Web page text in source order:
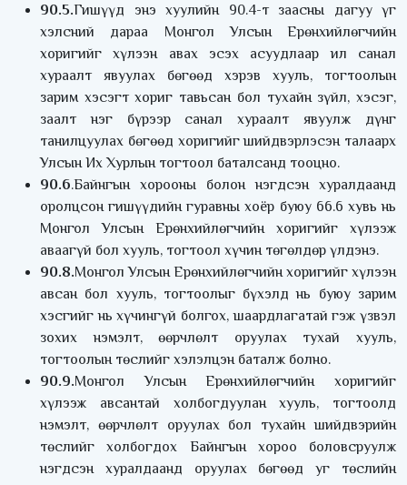
90.5.Гишүүд энэ хуулийн 90.4-т заасны дагуу үг
хэлсний дараа Монгол Улсын Ерөнхийлөгчийн
хоригийг хүлээн авах эсэх асуудлаар ил санал
хураалт явуулах бөгөөд хэрэв хууль, тогтоолын
зарим хэсэгт хориг тавьсан бол тухайн зүйл, хэсэг,
заалт нэг бүрээр санал хураалт явуулж дүнг
танилцуулах бөгөөд хоригийг шийдвэрлэсэн талаарх
Улсын Их Хурлын тогтоол баталсанд тооцно.
90.6.Байнгын хорооны болон нэгдсэн хуралдаанд
оролцсон гишүүдийн гуравны хоёр буюу 66.6 хувь нь
Монгол Улсын Ерөнхийлөгчийн хоригийг хүлээж
аваагүй бол хууль, тогтоол хүчин төгөлдөр үлдэнэ.
90.8.Монгол Улсын Ерөнхийлөгчийн хоригийг хүлээн
авсан бол хууль, тогтоолыг бүхэлд нь буюу зарим
хэсгийг нь хүчингүй болгох, шаардлагатай гэж үзвэл
зохих нэмэлт, өөрчлөлт оруулах тухай хууль,
тогтоолын төслийг хэлэлцэн баталж болно.
90.9.Монгол Улсын Ерөнхийлөгчийн хоригийг
хүлээж авсантай холбогдуулан хууль, тогтоолд
нэмэлт, өөрчлөлт оруулах бол тухайн шийдвэрийн
төслийг холбогдох Байнгын хороо боловсруулж
нэгдсэн хуралдаанд оруулах бөгөөд уг төслийн